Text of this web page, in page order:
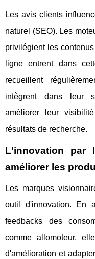
Les avis clients
naturel (SEO). Les
privilégient les
ligne entrent dans
recueillent
intègrent dans leur
améliorer leur
résultats de recherche.
L'innovation par
améliorer les
Les marques
outil d'innovation. En
feedbacks des
comme allomoteur,
d'amélioration et